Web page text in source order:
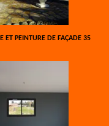
ET PEINTURE DE FAÇADE 35